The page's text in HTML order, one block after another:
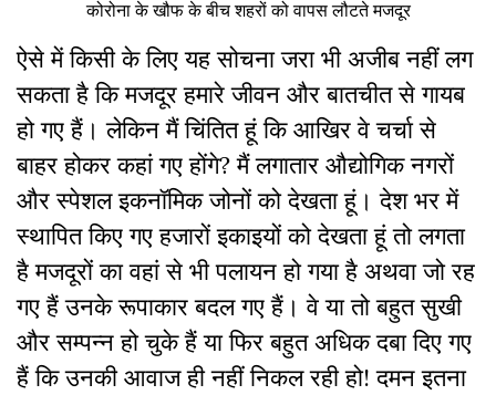
कोरोना के खौफ के बीच शहरों को वापस लौटते मजदूर
ऐसे में किसी के लिए यह सोचना जरा भी अजीब नहीं लग
सकता है कि मजदूर हमारे जीवन और बातचीत से गायब
हो गए हैं। लेकिन मैं चिंतित हूं कि आखिर वे चर्चा से
बाहर होकर कहां गए होंगे? मैं लगातार औद्योगिक नगरों
और स्पेशल इकनॉमिक जोनों को देखता हूं। देश भर में
स्थापित किए गए हजारों इकाइयों को देखता हूं तो लगता
है मजदूरों का वहां से भी पलायन हो गया है अथवा जो रह
गए हैं उनके रूपाकार बदल गए हैं। वे या तो बहुत सुखी
और सम्पन्न हो चुके हैं या फिर बहुत अधिक दबा दिए गए
हैं कि उनकी आवाज ही नहीं निकल रही हो! दमन इतना